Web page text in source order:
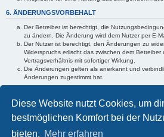
Diese Website nutzt Cookies, um
bestmöglichen Komfort bei der
bieten. Mehr erfahren
6. ÄNDERUNGSVORBEHALT
Der Betreiber ist berechtigt, die
zu ändern. Die Änderung wird dem Nutzer per E-
Der Nutzer ist berechtigt, den Änderungen zu
Widerspruchs erlischt das zwischen dem
Vertragsverhältnis mit sofortiger Wirkung.
Die Änderungen gelten als anerkannt und
Änderungen zugestimmt hat.
Informationen über den Umgang mit deinen
Datenschutzerklärung enthalten.
Foren-Übersicht